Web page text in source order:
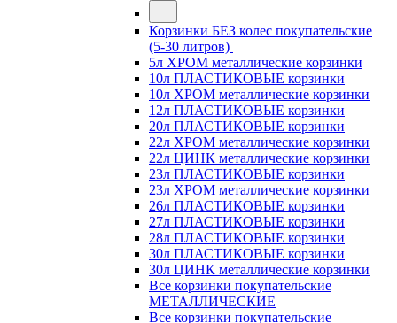
Корзинки БЕЗ колес покупательские
(5-30 литров)
5л ХРОМ металлические корзинки
10л ПЛАСТИКОВЫЕ корзинки
10л ХРОМ металлические корзинки
12л ПЛАСТИКОВЫЕ корзинки
20л ПЛАСТИКОВЫЕ корзинки
22л ХРОМ металлические корзинки
22л ЦИНК металлические корзинки
23л ПЛАСТИКОВЫЕ корзинки
23л ХРОМ металлические корзинки
26л ПЛАСТИКОВЫЕ корзинки
27л ПЛАСТИКОВЫЕ корзинки
28л ПЛАСТИКОВЫЕ корзинки
30л ПЛАСТИКОВЫЕ корзинки
30л ЦИНК металлические корзинки
Все корзинки покупательские
МЕТАЛЛИЧЕСКИЕ
Все корзинки покупательские